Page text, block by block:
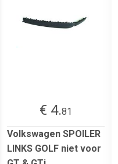
€ 4.81
Volkswagen SPOILER
LINKS GOLF niet voor